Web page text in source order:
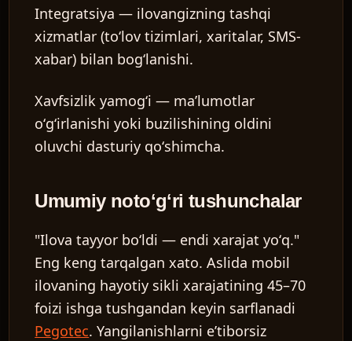
Integratsiya — ilovangizning tashqi
xizmatlar (toʻlov tizimlari, xaritalar, SMS-
xabar) bilan bogʻlanishi.
Xavfsizlik yamogʻi — maʼlumotlar
oʻgʻirlanishi yoki buzilishining oldini
oluvchi dasturiy qoʻshimcha.
Umumiy notoʻgʻri tushunchalar
"Ilova tayyor boʻldi — endi xarajat yoʻq."
Eng keng tarqalgan xato. Aslida mobil
ilovaning hayotiy sikli xarajatining 45–70
foizi ishga tushgandan keyin sarflanadi
Pegotec. Yangilanishlarni eʼtiborsiz